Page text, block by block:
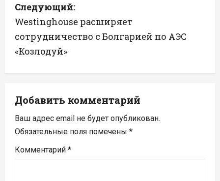
г
а
ц
и
я
п
о
з
Следующий:
Westinghouse расширяет
сотрудничество с Болгарией по АЭС
«Козлодуй»
Добавить комментарий
Ваш адрес email не будет опубликован.
Обязательные поля помечены *
Комментарий *